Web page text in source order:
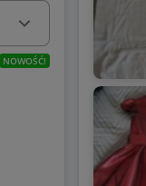
NOWOŚĆ!